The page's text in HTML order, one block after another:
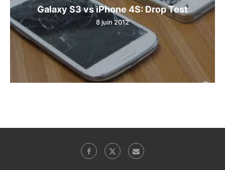
Galaxy S3 vs iPhone 4S: Drop Test
8 juin 2012